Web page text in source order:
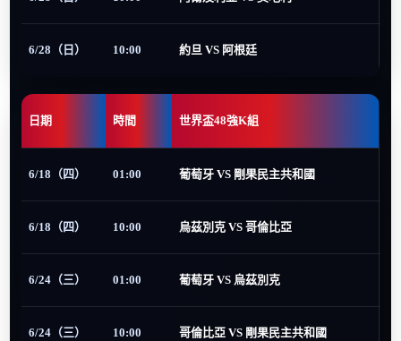
6/28（日） 10:00 約旦 VS 阿根廷
日期 時間 世界盃48強K組
6/18（四） 01:00 葡萄牙 VS 剛果民主共和國
6/18（四） 10:00 烏茲別克 VS 哥倫比亞
6/24（三） 01:00 葡萄牙 VS 烏茲別克
6/24（三） 10:00 哥倫比亞 VS 剛果民主共和國